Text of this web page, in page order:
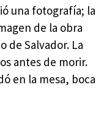
una fotografía; la
de la obra
de Salvador. La
antes de morir.
en la mesa, boca